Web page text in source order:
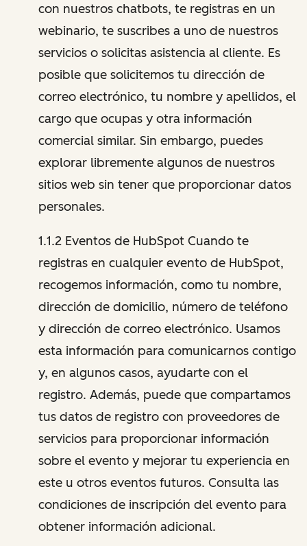
con nuestros chatbots, te registras en un
webinario, te suscribes a uno de nuestros
servicios o solicitas asistencia al cliente. Es
posible que solicitemos tu dirección de
correo electrónico, tu nombre y apellidos, el
cargo que ocupas y otra información
comercial similar. Sin embargo, puedes
explorar libremente algunos de nuestros
sitios web sin tener que proporcionar datos
personales.
1.1.2 Eventos de HubSpot Cuando te
registras en cualquier evento de HubSpot,
recogemos información, como tu nombre,
dirección de domicilio, número de teléfono
y dirección de correo electrónico. Usamos
esta información para comunicarnos contigo
y, en algunos casos, ayudarte con el
registro. Además, puede que compartamos
tus datos de registro con proveedores de
servicios para proporcionar información
sobre el evento y mejorar tu experiencia en
este u otros eventos futuros. Consulta las
condiciones de inscripción del evento para
obtener información adicional.